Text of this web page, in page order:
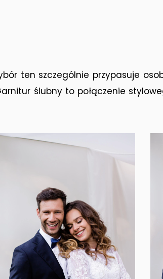
ten szczególnie przypasuje
ślubny to połączenie